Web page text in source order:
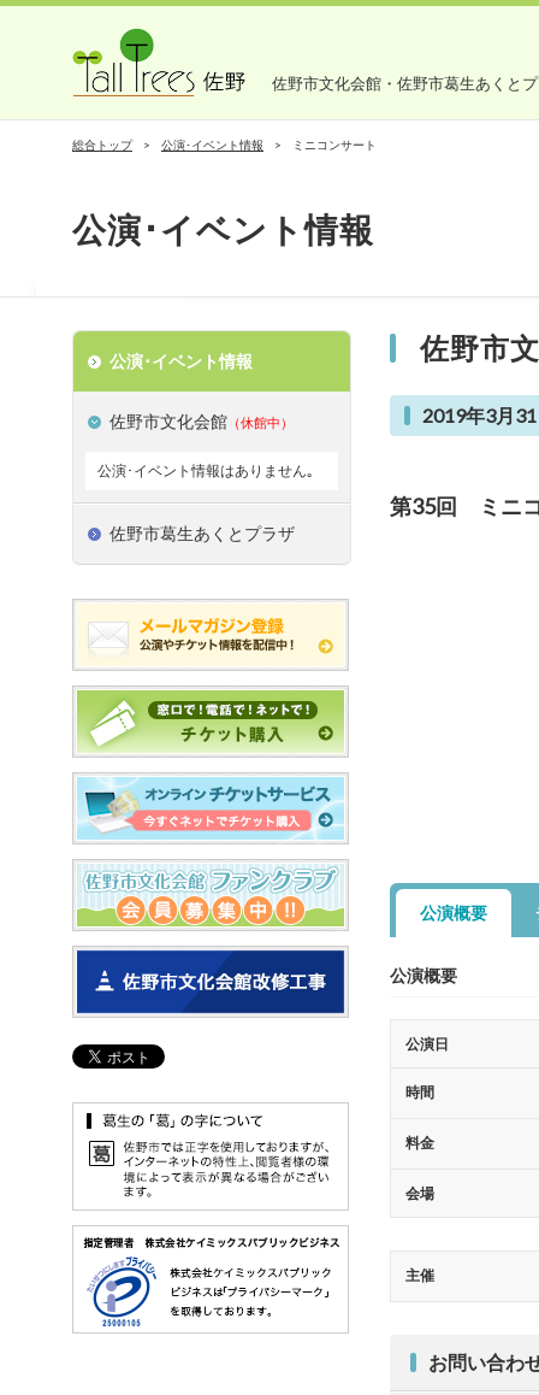
佐野市文化会館・佐野市葛生あくと
総合トップ 公演･イベント情報 ミニコンサート
公演･イベント情報
佐野市
2019年3月
第35回 ミニ
公演概要
公演概要
公演日
時間
料金
会場
主催
お問い合わ
公演･イベント情報
佐野市文化会館 （休館中）
公演･イベント情報はありません｡
佐野市葛生あくとプラザ